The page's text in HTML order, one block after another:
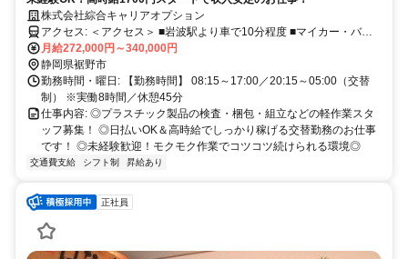
株式会社綜合キャリアオプション
アクセス: ＜アクセス＞ ■岩波駅より車で10分程度 ■マイカー・バイ
ク通勤OK／無料駐車場あり
月給272,000円～340,000円
静岡県裾野市
勤務時間・曜日: 【勤務時間】 08:15～17:00／20:15～05:00（交替
制） ※実働8時間／休憩45分
仕事内容: ◎プラスチック製品の検査・梱包・組立などの軽作業スタ
ッフ募集！ ◎日払いOK＆高時給でしっかり稼げる交替勤務のお仕事
です！ ◎未経験歓迎！モクモク作業でコツコツ続けられる環境◎
交通費支給 シフト制 昇給あり
正社員